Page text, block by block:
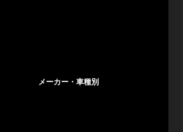
メーカー・車種別